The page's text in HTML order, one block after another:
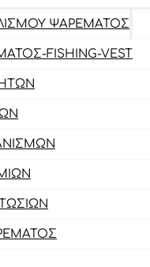
ΨΑΡΈΜΑΤΟΣ
FISHING-VEST